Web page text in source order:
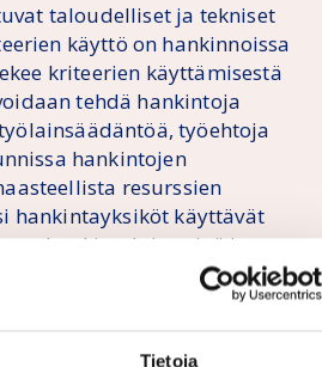
Tietoja
taloudelliset ja tekniset
käyttö on hankinnoissa
kriteerien käyttämisestä
tehdä hankintoja
työehtoja
hankintojen
resurssien
hankintayksiköt käyttävät
hankintakriteerinä ja